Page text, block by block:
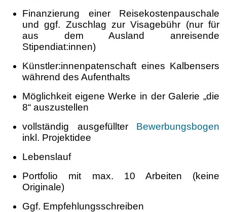
Finanzierung einer Reisekostenpauschale
und ggf. Zuschlag zur Visagebühr (nur für
aus dem Ausland anreisende
Stipendiat:innen)
Künstler:innenpatenschaft eines Kalbensers
während des Aufenthalts
Möglichkeit eigene Werke in der Galerie „die
8“ auszustellen
vollständig ausgefüllter Bewerbungsbogen
inkl. Projektidee
Lebenslauf
Portfolio mit max. 10 Arbeiten (keine
Originale)
Ggf. Empfehlungsschreiben